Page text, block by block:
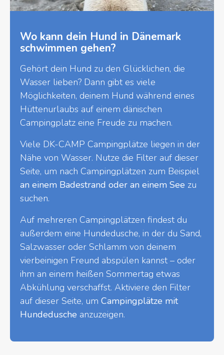
Wo kann dein Hund in Dänemark
schwimmen gehen?
Gehört dein Hund zu den Glücklichen, die
Wasser lieben? Dann gibt es viele
Möglichkeiten, deinem Hund während eines
Hüttenurlaubs auf einem dänischen
Campingplatz eine Freude zu machen.
Viele DK-CAMP Campingplätze liegen in der
Nähe von Wasser. Nutze die Filter auf dieser
Seite, um nach Campingplätzen zum Beispiel
an einem Badestrand oder an einem See zu
suchen.
Auf mehreren Campingplätzen findest du
außerdem eine Hundedusche, in der du Sand,
Salzwasser oder Schlamm von deinem
vierbeinigen Freund abspülen kannst – oder
ihm an einem heißen Sommertag etwas
Abkühlung verschaffst. Aktiviere den Filter
auf dieser Seite, um Campingplätze mit
Hundedusche anzuzeigen.